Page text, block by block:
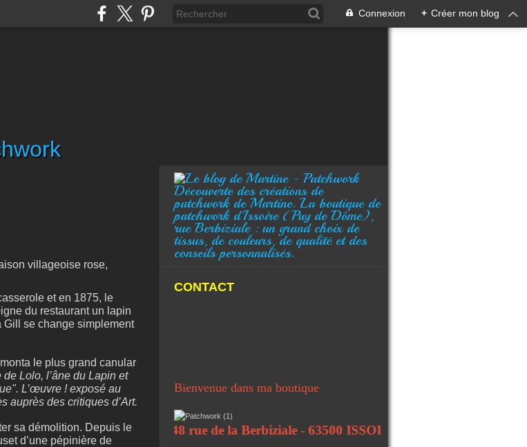
Connexion + Créer mon blog
villageoise rose,
et en 1875, le
du restaurant un lapin
Gill se change simplement
le plus grand canular
Lolo, l’âne du Lapin et
L’œuvre ! exposé au
auprès des critiques d’Art.
sa démolition. Depuis le
d’une pépinière de
Découverte des créations de
patchwork de Martine. La boutique de
patchwork d'Issoire (Puy de Dôme),
rue Berbiziale : un grand choix de
tissus, de couleurs, de qualité et des
conseils personnalisés.
CONTACT
Bienvenue dans ma boutique
48 rue de la Berbiziale - 63500 ISSOIRE